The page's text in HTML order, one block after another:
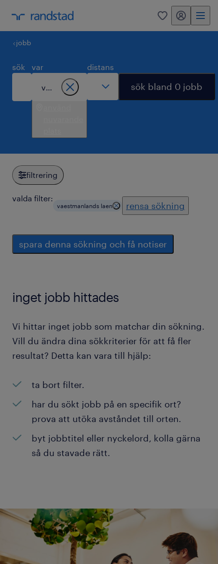
0 mitt randstad
jobb
sök var distans
sök bland 0 jobb
filtrering
valda filter:
vaestmanlands laen rensa sökning
spara denna sökning och få notiser
inget jobb hittades
Vi hittar inget jobb som matchar din sökning.
Vill du ändra dina sökkriterier för att få fler
resultat? Detta kan vara till hjälp:
ta bort filter.
har du sökt jobb på en specifik ort?
prova att utöka avståndet till orten.
byt jobbtitel eller nyckelord, kolla gärna
så du stavade rätt.